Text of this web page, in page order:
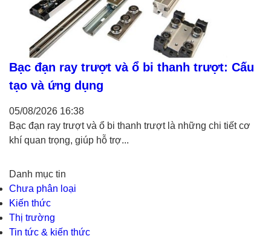
Bạc đạn ray trượt và ổ bi thanh trượt: Cấu
tạo và ứng dụng
05/08/2026 16:38
Bạc đạn ray trượt và ổ bi thanh trượt là những chi tiết cơ
khí quan trọng, giúp hỗ trợ...
Danh mục tin
Chưa phân loại
Kiến thức
Thị trường
Tin tức & kiến thức